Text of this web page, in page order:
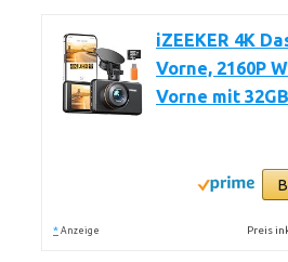
iZEEKER 4K
Vorne, 2160P
Vorne mit
* Anzeige Preis